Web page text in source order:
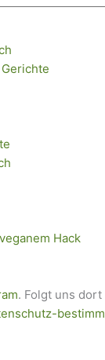
Hack
. Folgt uns